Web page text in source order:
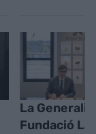
La
Fundació La